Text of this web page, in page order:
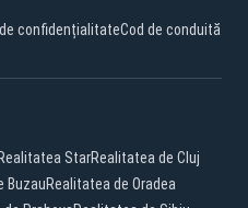
confidențialitateCod de conduită
Realitatea StarRealitatea de Cluj
BuzauRealitatea de Oradea